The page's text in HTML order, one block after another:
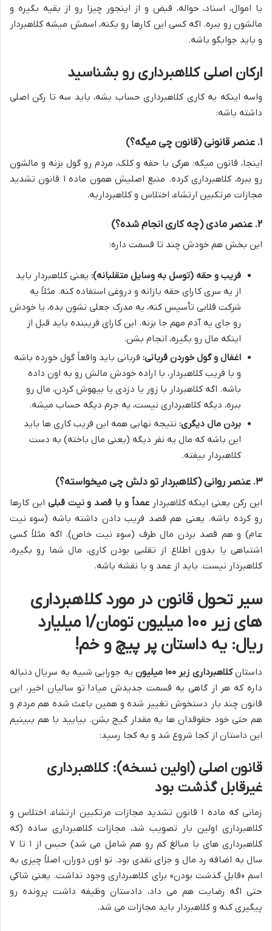
یا اموال، اسناد، حواله، قبض و از اینجور چیزا رو از بقیه بگیره و
مالشون رو ببره. اگه کسی این کارها رو بکنه، اسمش میشه کلاهبردار
و باید جوابگو باشه.
ارکان اصلی کلاهبرداری رو بشناسید
واسه اینکه یه کاری کلاهبرداری حساب بشه، باید سه تا رکن اصلی
داشته باشه:
۱. عنصر قانونی (قانون چی میگه؟)
اینجا، قانون میگه: هرکی با حقه و کلک، مردم رو گول بزنه و مالشون
رو ببره، کلاهبرداری کرده. منبع اصلیش همون ماده ۱ قانون تشدید
مجازات مرتکبین ارتشاء، اختلاس و کلاهبرداریه.
۲. عنصر مادی (چه کاری انجام شده؟)
این بخش هم خودش چند تا قسمت داره:
فریب و حقه (توسل به وسایل متقلبانه): یعنی کلاهبردار باید
از یه سری کارای حقه بازانه و دروغی استفاده کنه. مثلاً یه
شرکت قلابی تأسیس کنه، یه مدرک جعلی نشون بده، یا خودش
رو جای یه آدم مهم جا بزنه. این کارای فریبنده باید قبل از
اینکه مال رو بگیره، انجام بشن.
اغفال و گول خوردن قربانی: قربانی باید واقعاً گول خورده باشه
و با فریب کلاهبردار، با اراده خودش مالش رو به اون داده
باشه. اگه کلاهبردار با زور یا دزدی یا بیهوش کردن، مال رو
ببره، دیگه کلاهبرداری نیست، یه جرم دیگه حساب میشه.
بردن مال دیگری: نتیجه نهایی همه این فریب کاری ها باید
این باشه که مال یه نفر دیگه (یعنی مال باخته) به دست
کلاهبردار بیفته.
۳. عنصر روانی (کلاهبردار تو دلش چی میخواسته؟)
این رکن یعنی اینکه کلاهبردارعمداً و با قصد و نیت قبلی این کارها
رو کرده باشه. یعنی هم قصد فریب دادن داشته باشه (سوء نیت
عام) و هم قصد بردن مال طرف (سوء نیت خاص). اگه مثلاً کسی
اشتباهی یا بدون اطلاع از تقلبی بودن کاری، مال شما رو بگیره،
کلاهبردار نیست. باید از عمد و با نقشه باشه.
سیر تحول قانون در مورد کلاهبرداری
های زیر ۱۰۰ میلیون تومان/۱ میلیارد
ریال: یه داستان پر پیچ و خم!
داستانکلاهبرداری زیر ۱۰۰ میلیون
یه جورایی شبیه یه سریال دنباله
داره که هر از گاهی یه قسمت جدیدش میاد! تو سالیان اخیر، این
قانون چند بار دستخوش تغییر شده و همین باعث شده هم مردم و
هم حتی خود حقوقدان ها یه مقدار گیج بشن. بیایید با هم ببینیم
این داستان از کجا شروع شد و به کجا رسید:
قانون اصلی (اولین نسخه): کلاهبرداری
غیرقابل گذشت بود
زمانی که ماده ۱ قانون تشدید مجازات مرتکبین ارتشاء، اختلاس و
کلاهبرداری اولین بار تصویب شد، مجازات کلاهبرداری ساده (که
کلاهبرداری های با مبالغ کم رو هم شامل می شد) حبس از ۱ تا ۷
سال به اضافه رد مال و جزای نقدی بود. تو اون دوران، اصلاً چیزی به
اسم «قابل گذشت بودن» برای کلاهبرداری وجود نداشت. یعنی شاکی
حتی اگه رضایت هم می داد، دادستان وظیفه داشت پرونده رو
پیگیری کنه و کلاهبردار باید مجازات می شد.